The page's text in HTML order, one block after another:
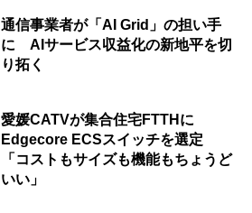
通信事業者が「AI Grid」の担い手
に AIサービス収益化の新地平を切
り拓く
愛媛CATVが集合住宅FTTHに
Edgecore ECSスイッチを選定
「コストもサイズも機能もちょうど
いい」